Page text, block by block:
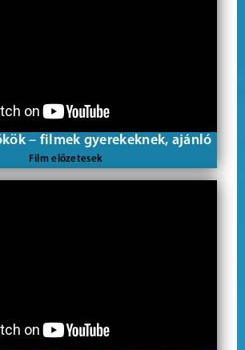
– filmek gyerekeknek, ajánló
Film előzetesek